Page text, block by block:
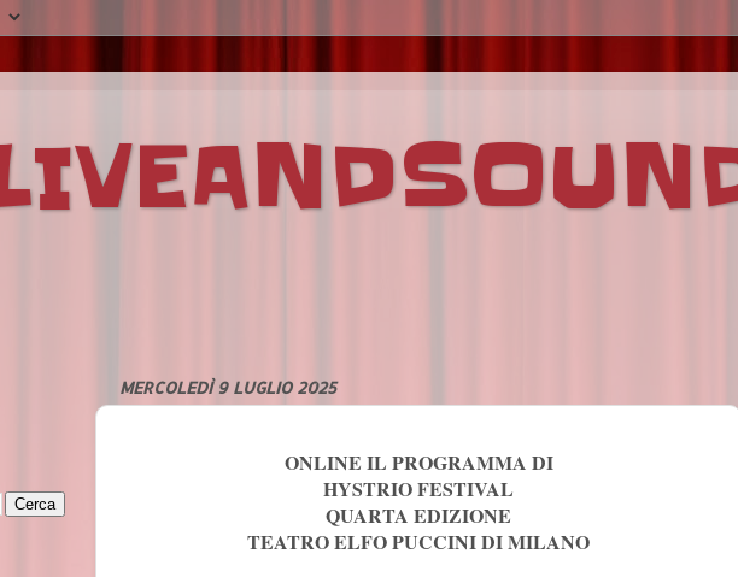
MERCOLEDÌ 9 LUGLIO 2025
ONLINE IL PROGRAMMA DI
HYSTRIO FESTIVAL
QUARTA EDIZIONE
TEATRO ELFO PUCCINI DI MILANO